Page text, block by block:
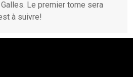
Le premier tome sera
à suivre!